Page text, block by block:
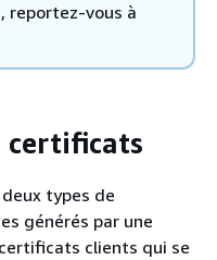
reportez-vous à
certificats
types de
générés par une
clients qui se